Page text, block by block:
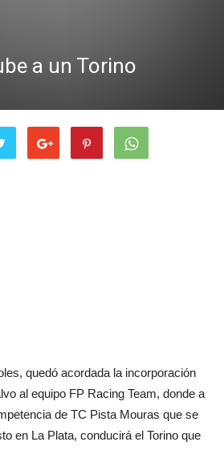
a un Torino
quedó acordada la incorporación
al equipo FP Racing Team, donde a
de TC Pista Mouras que se
en La Plata, conducirá el Torino que